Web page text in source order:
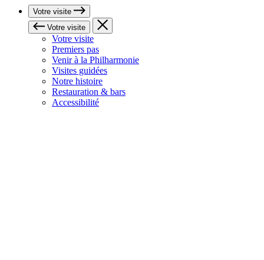
Votre visite
Votre visite
Votre visite
Premiers pas
Venir à la Philharmonie
Visites guidées
Notre histoire
Restauration & bars
Accessibilité